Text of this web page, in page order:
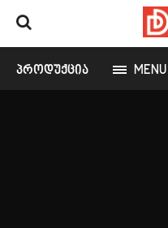
ᲞᲠᲝᲓᲣᲥᲪᲘᲐ MENU